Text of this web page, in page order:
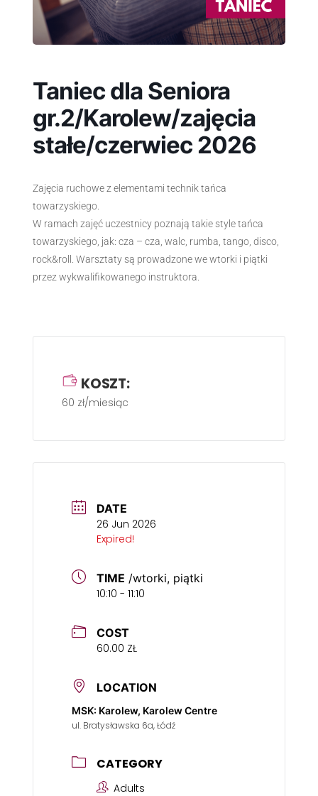
Taniec dla Seniora
gr.2/Karolew/zajęcia
stałe/czerwiec 2026
Zajęcia ruchowe z elementami technik tańca
towarzyskiego.
W ramach zajęć uczestnicy poznają takie style tańca
towarzyskiego, jak: cza – cza, walc, rumba, tango, disco,
rock&roll. Warsztaty są prowadzone we wtorki i piątki
przez wykwalifikowanego instruktora.
KOSZT:
60 zł/miesiąc
DATE
26 Jun 2026
Expired!
TIME /wtorki, piątki
10:10 - 11:10
COST
60.00 ZŁ
LOCATION
MSK: Karolew, Karolew Centre
ul. Bratysławska 6a, Łódź
CATEGORY
Adults